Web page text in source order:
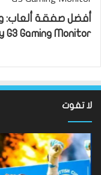
G3 Gaming Monitor
لا تفوت
لقد
عادت
الدوري